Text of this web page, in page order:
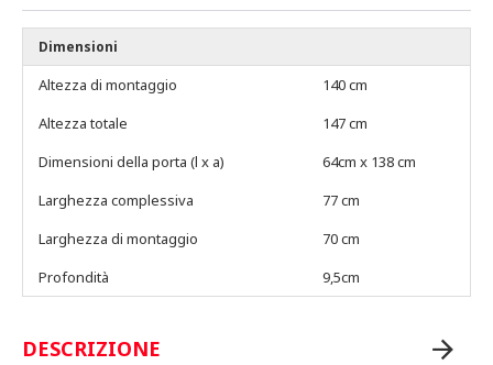
Dimensioni
Altezza di montaggio
140 cm
Altezza totale
147 cm
Dimensioni della porta (l x a)
64cm x 138 cm
Larghezza complessiva
77 cm
Larghezza di montaggio
70 cm
Profondità
9,5cm
DESCRIZIONE